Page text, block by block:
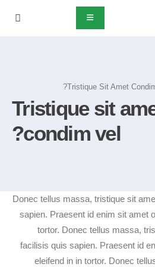
1 – Tristique sit
condim vel?
Donec tellus massa, tristique sit
sapien. Praesent id enim sit amet
tortor. Donec tellus massa,
facilisis quis sapien. Praesent id
eleifend in in tortor. Donec